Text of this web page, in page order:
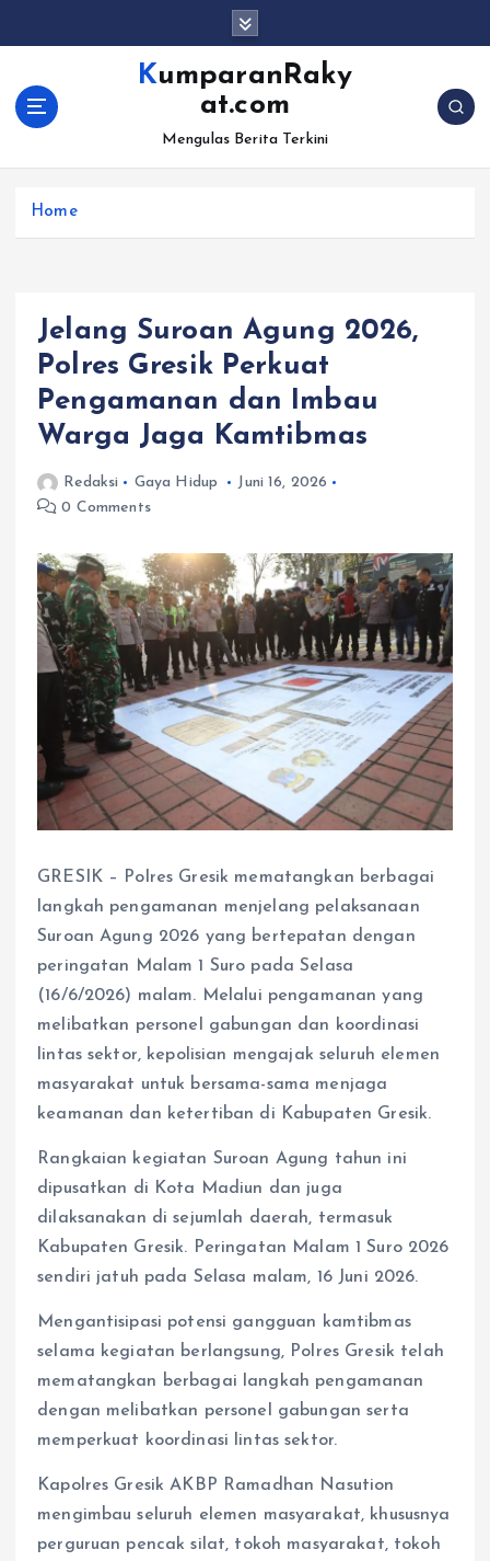
KumparanRaky
at.com
Mengulas Berita Terkini
Home
Jelang Suroan Agung 2026,
Polres Gresik Perkuat
Pengamanan dan Imbau
Warga Jaga Kamtibmas
Redaksi Gaya Hidup
Juni 16, 2026
0 Comments
GRESIK – Polres Gresik mematangkan berbagai
langkah pengamanan menjelang pelaksanaan
Suroan Agung 2026 yang bertepatan dengan
peringatan Malam 1 Suro pada Selasa
(16/6/2026) malam. Melalui pengamanan yang
melibatkan personel gabungan dan koordinasi
lintas sektor, kepolisian mengajak seluruh elemen
masyarakat untuk bersama-sama menjaga
keamanan dan ketertiban di Kabupaten Gresik.
Rangkaian kegiatan Suroan Agung tahun ini
dipusatkan di Kota Madiun dan juga
dilaksanakan di sejumlah daerah, termasuk
Kabupaten Gresik. Peringatan Malam 1 Suro 2026
sendiri jatuh pada Selasa malam, 16 Juni 2026.
Mengantisipasi potensi gangguan kamtibmas
selama kegiatan berlangsung, Polres Gresik telah
mematangkan berbagai langkah pengamanan
dengan melibatkan personel gabungan serta
memperkuat koordinasi lintas sektor.
Kapolres Gresik AKBP Ramadhan Nasution
mengimbau seluruh elemen masyarakat, khususnya
perguruan pencak silat, tokoh masyarakat, tokoh